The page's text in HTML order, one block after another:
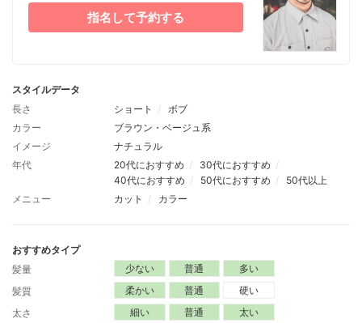
指名して予約する
スタイルデータ
長さ
ショート
ボブ
カラー
ブラウン・ベージュ系
イメージ
ナチュラル
年代
20代におすすめ
30代におすすめ
40代におすすめ
50代におすすめ
50代以上
メニュー
カット カラー
おすすめタイプ
髪量
少ない 普通
多い
髪質
柔かい 普通
硬い
太さ
細い 普通
太い